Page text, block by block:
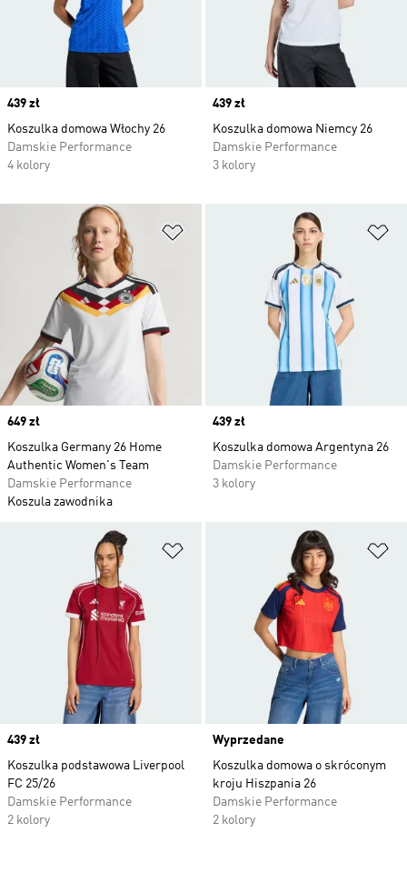
Price
439 zł
Koszulka domowa Włochy 26
Damskie Performance
4 kolory
Price
439 zł
Koszulka domowa Niemcy 26
Damskie Performance
3 kolory
Dodaj do listy życzeń
Price
649 zł
Koszulka Germany 26 Home
Authentic Women's Team
Damskie Performance
Koszula zawodnika
Price
439 zł
Koszulka domowa Argentyna 26
Damskie Performance
3 kolory
Dodaj do listy życzeń
Price
439 zł
Koszulka podstawowa Liverpool
FC 25/26
Damskie Performance
2 kolory
Wyprzedane
Koszulka domowa o skróconym
kroju Hiszpania 26
Damskie Performance
2 kolory